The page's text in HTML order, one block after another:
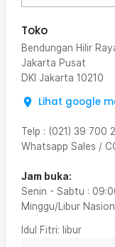
Toko
Bendungan Hilir
Jakarta Pusat
DKI Jakarta 10210
Lihat google
Telp : (021) 39 700
Whatsapp Sales /
Jam buka:
Senin - Sabtu :
Minggu/Libur
Idul Fitri: libur